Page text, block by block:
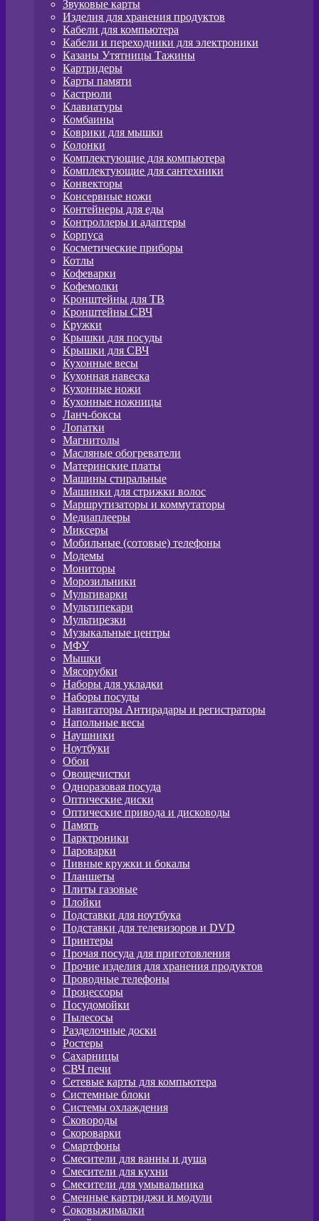
Звуковые карты
Изделия для хранения продуктов
Кабели для компьютера
Кабели и переходники для электроники
Казаны Утятницы Тажины
Картридеры
Карты памяти
Кастрюли
Клавиатуры
Комбаины
Коврики для мышки
Колонки
Комплектующие для компьютера
Комплектующие для сантехники
Конвекторы
Консервные ножи
Контейнеры для еды
Контроллеры и адаптеры
Корпуса
Косметические приборы
Котлы
Кофеварки
Кофемолки
Кронштейны для ТВ
Кронштейны СВЧ
Кружки
Крышки для посуды
Крышки для СВЧ
Кухонные весы
Кухонная навеска
Кухонные ножи
Кухонные ножницы
Ланч-боксы
Лопатки
Магнитолы
Масляные обогреватели
Материнские платы
Машины стиральные
Машинки для стрижки волос
Маршрутизаторы и коммутаторы
Медиаплееры
Миксеры
Мобильные (сотовые) телефоны
Модемы
Мониторы
Морозильники
Мультиварки
Мультипекари
Мультирезки
Музыкальные центры
МФУ
Мышки
Мясорубки
Наборы для укладки
Наборы посуды
Навигаторы Антирадары и регистраторы
Напольные весы
Наушники
Ноутбуки
Обои
Овощечистки
Одноразовая посуда
Оптические диски
Оптические привода и дисководы
Память
Парктроники
Пароварки
Пивные кружки и бокалы
Планшеты
Плиты газовые
Плойки
Подставки для ноутбука
Подставки для телевизоров и DVD
Принтеры
Прочая посуда для приготовления
Прочие изделия для хранения продуктов
Проводные телефоны
Процессоры
Посудомойки
Пылесосы
Разделочные доски
Ростеры
Сахарницы
СВЧ печи
Сетевые карты для компьютера
Системные блоки
Системы охлаждения
Сковороды
Скороварки
Смартфоны
Смесители для ванны и душа
Смесители для кухни
Смесители для умывальника
Сменные картриджи и модули
Соковыжималки